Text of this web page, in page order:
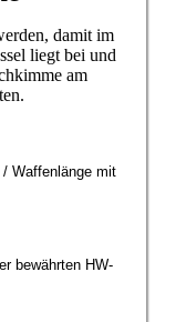
damit im
liegt bei und
am
Waffenlänge mit
bewährten HW-